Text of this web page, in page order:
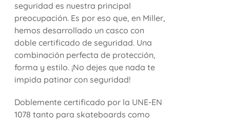
seguridad es nuestra principal
preocupación. Es por eso que, en Miller,
hemos desarrollado un casco con
doble certificado de seguridad. Una
combinación perfecta de protección,
forma y estilo. ¡No dejes que nada te
impida patinar con seguridad!
Doblemente certificado por la UNE-EN
1078 tanto para skateboards como